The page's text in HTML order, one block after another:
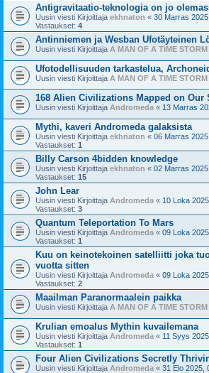
Antigravitaatio-teknologia on jo
Uusin viesti Kirjoittaja ekhnaton « 30 Marras
Vastaukset: 4
Antinniemen ja Wesban Ufotäyteinen
Uusin viesti Kirjoittaja A MAN OF A TIME STORM
Ufotodellisuuden tarkastelua,
Uusin viesti Kirjoittaja A MAN OF A TIME STORM
168 Alien Civilizations Mapped on Our
Uusin viesti Kirjoittaja Andromeda « 13 Marras
Mythi, kaveri Andromeda galaksista
Uusin viesti Kirjoittaja ekhnaton « 06 Marras
Vastaukset: 1
Billy Carson 4bidden knowledge
Uusin viesti Kirjoittaja ekhnaton « 02 Marras
Vastaukset: 15
John Lear
Uusin viesti Kirjoittaja Andromeda « 10 Loka
Vastaukset: 3
Quantum Teleportation To Mars
Uusin viesti Kirjoittaja Andromeda « 09 Loka
Vastaukset: 1
Kuu on keinotekoinen satelliitti joka
vuotta sitten
Uusin viesti Kirjoittaja Andromeda « 09 Loka
Vastaukset: 2
Maailman Paranormaalein paikka
Uusin viesti Kirjoittaja A MAN OF A TIME STORM
Krulian emoalus Mythin kuvailemana
Uusin viesti Kirjoittaja Andromeda « 11 Syys
Vastaukset: 1
Four Alien Civilizations Secretly
Uusin viesti Kirjoittaja Andromeda « 31 Elo 2025,